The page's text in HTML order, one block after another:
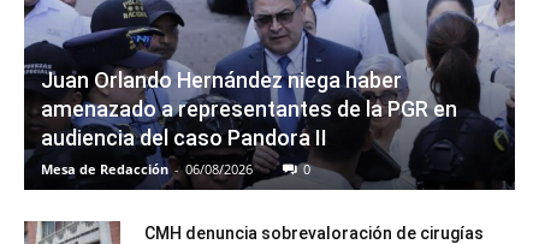
Juan Orlando Hernández niega haber
amenazado a representantes de la PGR en
audiencia del caso Pandora II
Mesa de Redacción - 06/08/2026 0
CMH denuncia sobrevaloración de cirugías